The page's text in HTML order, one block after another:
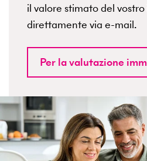
il valore stimato del
direttamente via e-mail.
Per la valutazione